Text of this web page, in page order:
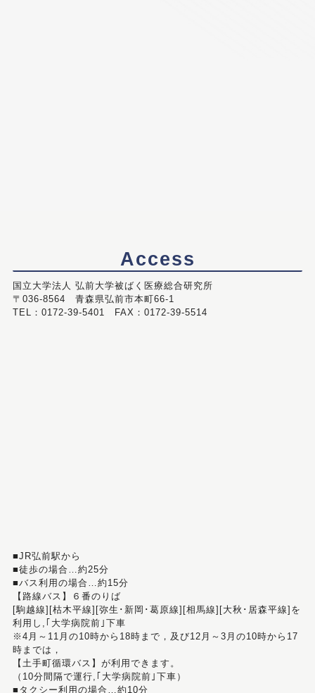
Access
国立大学法人 弘前大学被ばく医療総合研究所
〒036-8564 青森県弘前市本町66-1
TEL：0172-39-5401 FAX：0172-39-5514
■JR弘前駅から
■徒歩の場合…約25分
■バス利用の場合…約15分
【路線バス】６番のりば
[駒越線][枯木平線][弥生･新岡･葛原線][相馬線][大秋･居森平線]を
利用し,｢大学病院前｣下車
※4月～11月の10時から18時まで，及び12月～3月の10時から17
時までは，
【土手町循環バス】が利用できます。
（10分間隔で運行,｢大学病院前｣下車）
■タクシー利用の場合…約10分